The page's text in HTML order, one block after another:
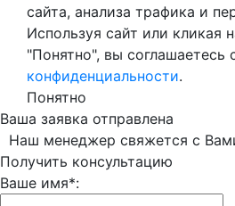
сайта, анализа трафика и
Используя сайт или кликая
"Понятно", вы соглашаетесь
конфиденциальности.
Понятно
Ваша заявка отправлена
Наш менеджер свяжется с
Получить консультацию
Ваше имя*: